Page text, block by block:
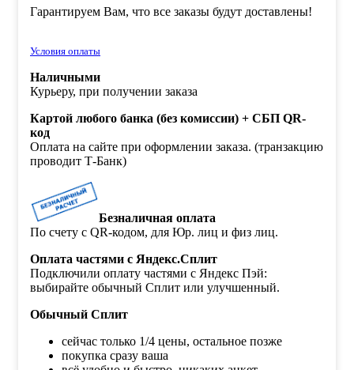
Гарантируем Вам, что все заказы будут доставлены!
Условия оплаты
Наличными
Курьеру, при получении заказа
Картой любого банка (без комиссии) + СБП QR-
код
Оплата на сайте при оформлении заказа. (транзакцию
проводит Т-Банк)
Безналичная оплата
По счету с QR-кодом, для Юр. лиц и физ лиц.
Оплата частями с Яндекс.Сплит
Подключили оплату частями с Яндекс Пэй:
выбирайте обычный Сплит или улучшенный.
Обычный Сплит
сейчас только 1/4 цены, остальное позже
покупка сразу ваша